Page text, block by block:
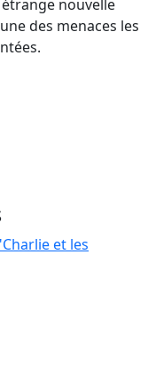
nouvelle
des menaces les
et les